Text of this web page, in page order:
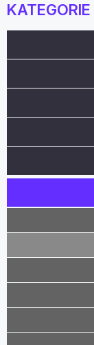
KATEGORIE